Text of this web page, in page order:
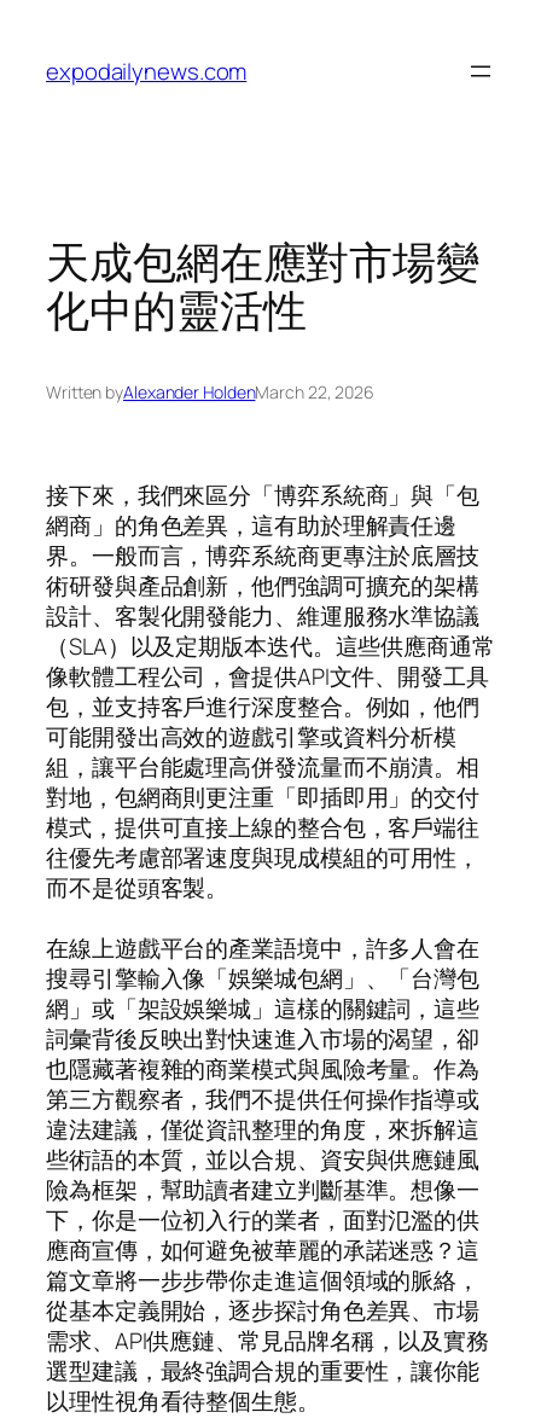
content
expodailynews.com
天成包網在應對市場變
化中的靈活性
Written byAlexander HoldenMarch 22, 2026
接下來，我們來區分「博弈系統商」與「包
網商」的角色差異，這有助於理解責任邊
界。一般而言，博弈系統商更專注於底層技
術研發與產品創新，他們強調可擴充的架構
設計、客製化開發能力、維運服務水準協議
（SLA）以及定期版本迭代。這些供應商通常
像軟體工程公司，會提供API文件、開發工具
包，並支持客戶進行深度整合。例如，他們
可能開發出高效的遊戲引擎或資料分析模
組，讓平台能處理高併發流量而不崩潰。相
對地，包網商則更注重「即插即用」的交付
模式，提供可直接上線的整合包，客戶端往
往優先考慮部署速度與現成模組的可用性，
而不是從頭客製。
在線上遊戲平台的產業語境中，許多人會在
搜尋引擎輸入像「娛樂城包網」、「台灣包
網」或「架設娛樂城」這樣的關鍵詞，這些
詞彙背後反映出對快速進入市場的渴望，卻
也隱藏著複雜的商業模式與風險考量。作為
第三方觀察者，我們不提供任何操作指導或
違法建議，僅從資訊整理的角度，來拆解這
些術語的本質，並以合規、資安與供應鏈風
險為框架，幫助讀者建立判斷基準。想像一
下，你是一位初入行的業者，面對氾濫的供
應商宣傳，如何避免被華麗的承諾迷惑？這
篇文章將一步步帶你走進這個領域的脈絡，
從基本定義開始，逐步探討角色差異、市場
需求、API供應鏈、常見品牌名稱，以及實務
選型建議，最終強調合規的重要性，讓你能
以理性視角看待整個生態。